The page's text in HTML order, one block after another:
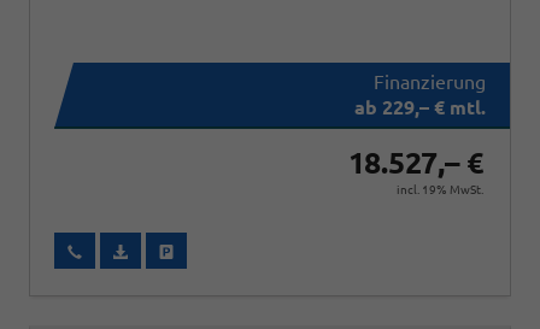
ab 229,– € mtl.
18.527,– €
incl. 19% MwSt.
Wir rufen Sie anFahrzeugexposé (PDF)